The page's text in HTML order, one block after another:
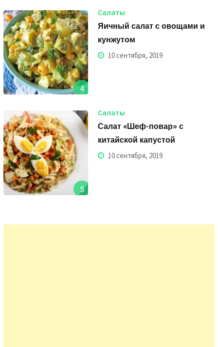
4
Салаты
Яичный салат с овощами и
кунжутом
10 сентября, 2019
5
Салаты
Салат «Шеф-повар» с
китайской капустой
10 сентября, 2019